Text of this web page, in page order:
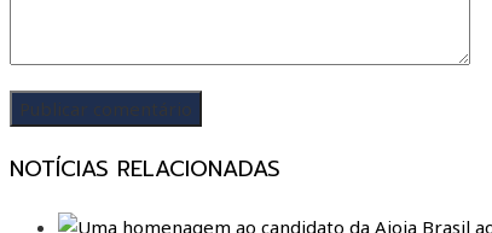
NOTÍCIAS RELACIONADAS